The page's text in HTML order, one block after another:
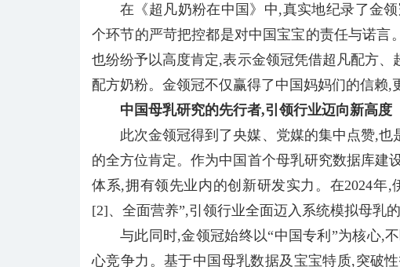
在《超凡奶粉在中国》中,真实地纪录了金
个环节的严苛把控都是对中国宝宝的责任与诺
也纷纷予以高度肯定,表示金领冠凭借超凡配方
配方奶粉。金领冠不仅赢得了中国妈妈们的信赖,
中国母乳研究的先行者,引领行业迈向新高度
此次金领冠得到了央媒、党媒的集中点赞,
的全方位肯定。作为中国首个母乳研究数据库建
体系,拥有领先业内的创新研发实力。在2024年
[2]、全面营养”,引领行业全面迈入系统模拟母乳的
与此同时,金领冠始终以“中国专利”为核心,
心竞争力。基于中国母乳数据及宝宝特质,突破